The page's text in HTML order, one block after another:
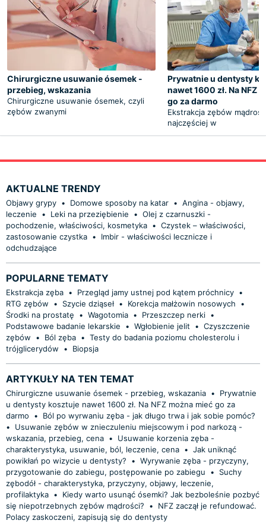
Chirurgiczne usuwanie ósemek -
przebieg, wskazania
Chirurgiczne usuwanie ósemek, czyli
zębów zwanymi
Prywatnie u dentysty
nawet 1600 zł. Na NFZ
go za darmo
Ekstrakcja zębów
najczęściej w
AKTUALNE TRENDY
Objawy grypy • Domowe sposoby na katar • Angina - objawy,
leczenie
• Leki na przeziębienie • Olej z czarnuszki -
pochodzenie, właściwości, kosmetyka • Czystek – właściwości,
zastosowanie czystka •
Imbir - właściwości lecznicze i
odchudzające
POPULARNE TEMATY
Ekstrakcja zęba • Przegląd jamy ustnej pod kątem próchnicy •
RTG zębów
• Szycie dziąseł • Korekcja małżowin nosowych
•
Środki na prostatę
• Wagotomia • Przeszczep nerki •
Podstawowe badanie lekarskie
• Wgłobienie jelit • Czyszczenie
zębów
• Ból zęba • Testy do badania poziomu cholesterolu i
trójglicerydów
• Biopsja
ARTYKUŁY NA TEN TEMAT
Chirurgiczne usuwanie ósemek - przebieg, wskazania •
Prywatnie
u dentysty kosztuje nawet 1600 zł. Na NFZ można mieć go za
darmo
•
Ból po wyrwaniu zęba - jak długo trwa i jak sobie pomóc?
•
Usuwanie zębów w znieczuleniu miejscowym i pod narkozą -
wskazania, przebieg, cena •
Usuwanie korzenia zęba -
charakterystyka, usuwanie, ból, leczenie, cena • Jak uniknąć
powikłań po wizycie u dentysty?
• Wyrywanie zęba - przyczyny,
przygotowanie do zabiegu, postępowanie po zabiegu
•
Suchy
zębodół - charakterystyka, przyczyny, objawy, leczenie,
profilaktyka •
Kiedy warto usunąć ósemki? Jak bezboleśnie pozbyć
się niepotrzebnych zębów mądrości?
•
NFZ zaczął je refundować.
Polacy zaskoczeni, zapisują się do dentysty